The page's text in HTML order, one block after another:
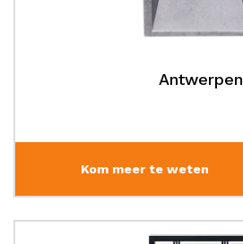
Antwerpen
Kom meer te weten